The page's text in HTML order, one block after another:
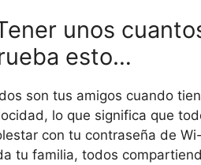
unos
esto…
son tus amigos cuando
lo que significa que
con tu contraseña de
tu familia, todos